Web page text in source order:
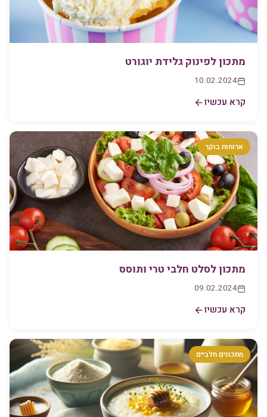
מתכון לפינוק גלידת יוגורט
10.02.2024
קרא עכשיו
ארוחות בוקר
מתכון לסלט חלבי טרי ותוסס
09.02.2024
קרא עכשיו
מתכונים חלביים